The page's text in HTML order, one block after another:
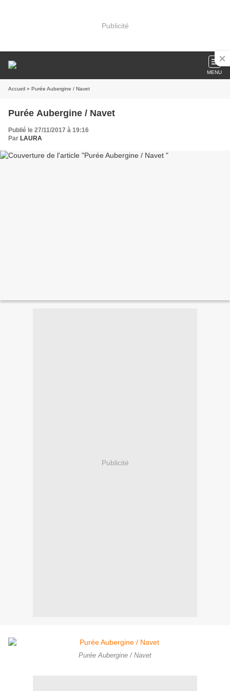
Publicité
MENU
Accueil » Purée Aubergine / Navet
Purée Aubergine / Navet
Publié le 27/11/2017 à 19:16
Par LAURA
Publicité
Purée Aubergine / Navet